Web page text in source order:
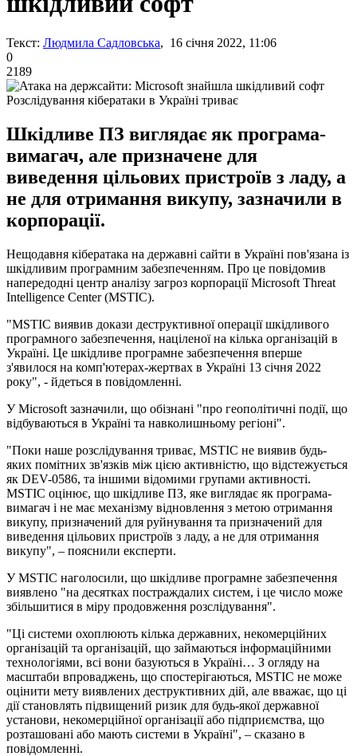
Текст: Людмила Садловська, 16 січня 2022, 11:06
0
2189
Розслідування кібератаки в Україні триває
Шкідливе ПЗ виглядає як програма-
вимагач, але призначене для
виведення цільових пристроїв з ладу, а
не для отримання викупу, зазначили в
корпорації.
Нещодавня кібератака на державні сайти в Україні пов'язана із
шкідливим програмним забезпеченням. Про це повідомив
напередодні центр аналізу загроз корпорації Microsoft Threat
Intelligence Center (MSTIC).
"MSTIC виявив докази деструктивної операції шкідливого
програмного забезпечення, націленої на кілька організацій в
Україні. Це шкідливе програмне забезпечення вперше
з'явилося на комп'ютерах-жертвах в Україні 13 січня 2022
року", - йдеться в повідомленні.
У Microsoft зазначили, що обізнані "про геополітичні події, що
відбуваються в Україні та навколишньому регіоні".
"Поки наше розслідування триває, MSTIC не виявив будь-
яких помітних зв'язків між цією активністю, що відстежується
як DEV-0586, та іншими відомими групами активності.
MSTIC оцінює, що шкідливе ПЗ, яке виглядає як програма-
вимагач і не має механізму відновлення з метою отримання
викупу, призначений для руйнування та призначений для
виведення цільових пристроїв з ладу, а не для отримання
викупу", – пояснили експерти.
У MSTIC наголосили, що шкідливе програмне забезпечення
виявлено "на десятках постраждалих систем, і це число може
збільшитися в міру продовження розслідування".
"Ці системи охоплюють кілька державних, некомерційних
організацій та організацій, що займаються інформаційними
технологіями, всі вони базуються в Україні… З огляду на
масштаби впроваджень, що спостерігаються, MSTIC не може
оцінити мету виявлених деструктивних дій, але вважає, що ці
дії становлять підвищений ризик для будь-якої державної
установи, некомерційної організації або підприємства, що
розташовані або мають системи в Україні", – сказано в
повідомленні.